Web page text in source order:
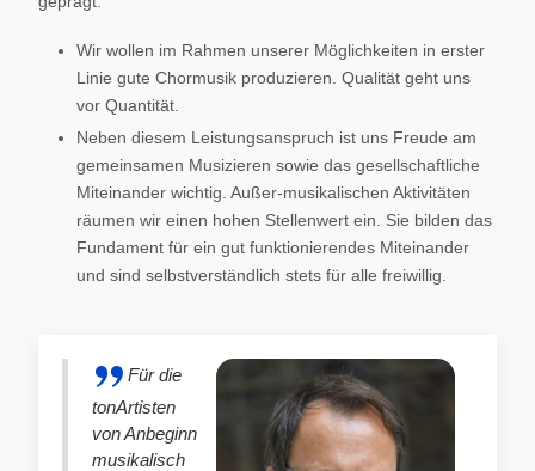
Wir wollen im Rahmen unserer Möglichkeiten in erster
Linie gute Chormusik produzieren. Qualität geht uns
vor Quantität.
Neben diesem Leistungsanspruch ist uns Freude am
gemeinsamen Musizieren sowie das gesellschaftliche
Miteinander wichtig. Außer-musikalischen Aktivitäten
räumen wir einen hohen Stellenwert ein. Sie bilden das
Fundament für ein gut funktionierendes Miteinander
und sind selbstverständlich stets für alle freiwillig.
Für die
tonArtisten
von Anbeginn
musikalisch